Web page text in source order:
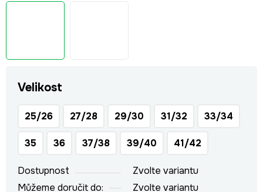
Velikost
25/26 27/28 29/30 31/32 33/34
35 36 37/38 39/40 41/42
Dostupnost
Zvolte variantu
Můžeme doručit do:
Zvolte variantu